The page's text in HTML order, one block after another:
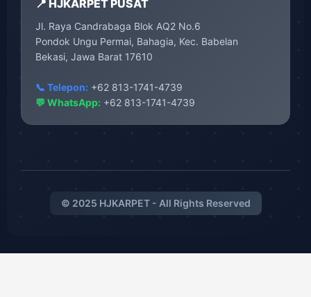
📍 HJKARPET PUSAT
Jl. Raya Candrabaga Blok AQ2 No.6
Pondok Ungu Permai, Bahagia, Kec. Babelan
Bekasi, Jawa Barat 17610
📞 Telepon: +62 813-1741-4739
💬 WhatsApp: +62 813-1741-4739
© 2025 HJKARPET - All Rights Reserved